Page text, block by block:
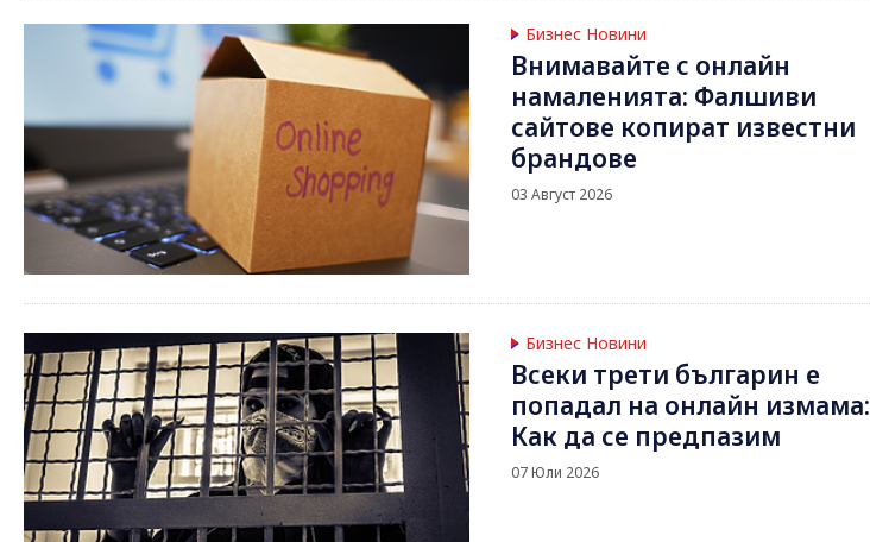
Бизнес Новини
Внимавайте с онлайн
намаленията: Фалшиви
сайтове копират известни
брандове
03 Август 2026
Бизнес Новини
Всеки трети българин е
попадал на онлайн измама:
Как да се предпазим
07 Юли 2026